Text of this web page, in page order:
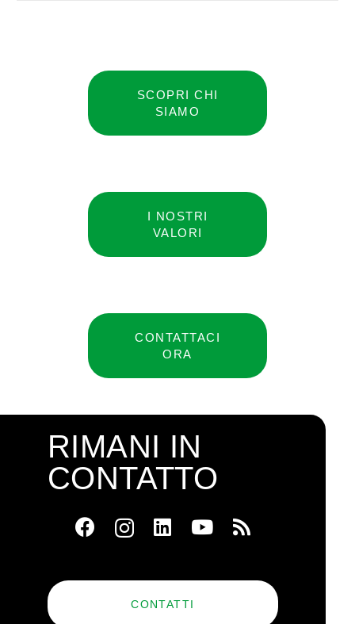
SCOPRI CHI
SIAMO
I NOSTRI
VALORI
CONTATTACI
ORA
RIMANI IN
CONTATTO
CONTATTI